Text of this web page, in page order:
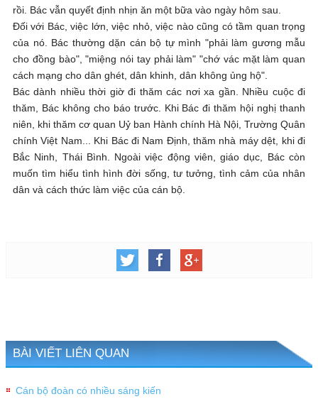
rồi. Bác vẫn quyết định nhịn ăn một bữa vào ngày hôm sau.
Đối với Bác, việc lớn, việc nhỏ, việc nào cũng có tầm quan trọng
của nó. Bác thường dặn cán bộ tự mình "phải làm gương mẫu
cho đồng bào", "miệng nói tay phải làm" "chớ vác mặt làm quan
cách mạng cho dân ghét, dân khinh, dân không ủng hộ".
Bác dành nhiều thời giờ đi thăm các nơi xa gần. Nhiều cuộc đi
thăm, Bác không cho báo trước. Khi Bác đi thăm hội nghị thanh
niên, khi thăm cơ quan Uỷ ban Hành chính Hà Nội, Trường Quân
chính Việt Nam... Khi Bác đi Nam Định, thăm nhà máy dệt, khi đi
Bắc Ninh, Thái Bình. Ngoài việc động viên, giáo dục, Bác còn
muốn tìm hiểu tình hình đời sống, tư tưởng, tình cảm của nhân
dân và cách thức làm việc của cán bộ.
BÀI VIẾT LIÊN QUAN
Cán bộ đoàn có nhiều sáng kiến